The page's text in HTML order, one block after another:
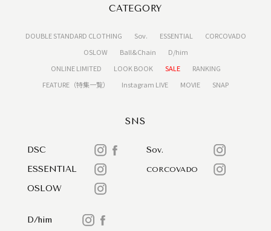
CATEGORY
DOUBLE STANDARD CLOTHING Sov. ESSENTIAL
CORCOVADO
OSLOW
Ball&Chain
D/him
ONLINE LIMITED
LOOK BOOK SALE
RANKING
FEATURE（特集一覧）
Instagram LIVE MOVIE SNAP
SNS
DSC
Sov.
ESSENTIAL
CORCOVADO
OSLOW
D/him